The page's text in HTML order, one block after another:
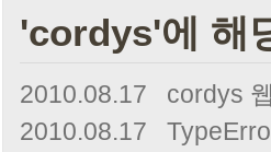
'cordys'에 해
2010.08.17
cordys
2010.08.17